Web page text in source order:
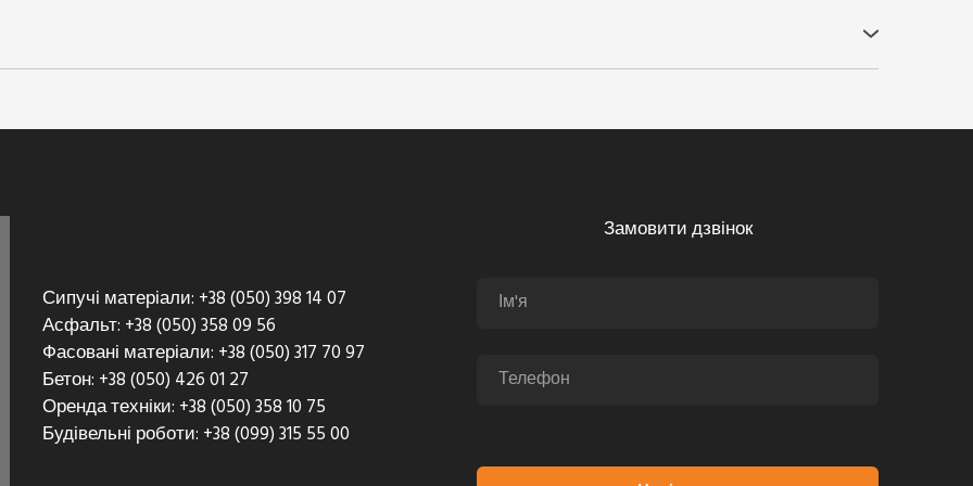
товару
VISA/MasterCard на разрахунковий рахунок ФОП Каток Тимур Вікторович
Сипучі матеріали: +38 (050) 398 14 07
Асфальт: +38 (050) 358 09 56
Фасовані матеріали: +38 (050) 317 70 97
Бетон: +38 (050) 426 01 27
Оренда техніки: +38 (050) 358 10 75
Будівельні роботи: +38 (099) 315 55 00
Замовити дзвінок